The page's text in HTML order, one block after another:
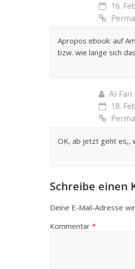
16.
Apropos ebook: auf
bzw. wie lange sich
Ai-Fan
18.
OK, ab jetzt geht es,,
Schreibe einen
Deine E-Mail-Adresse
Kommentar *